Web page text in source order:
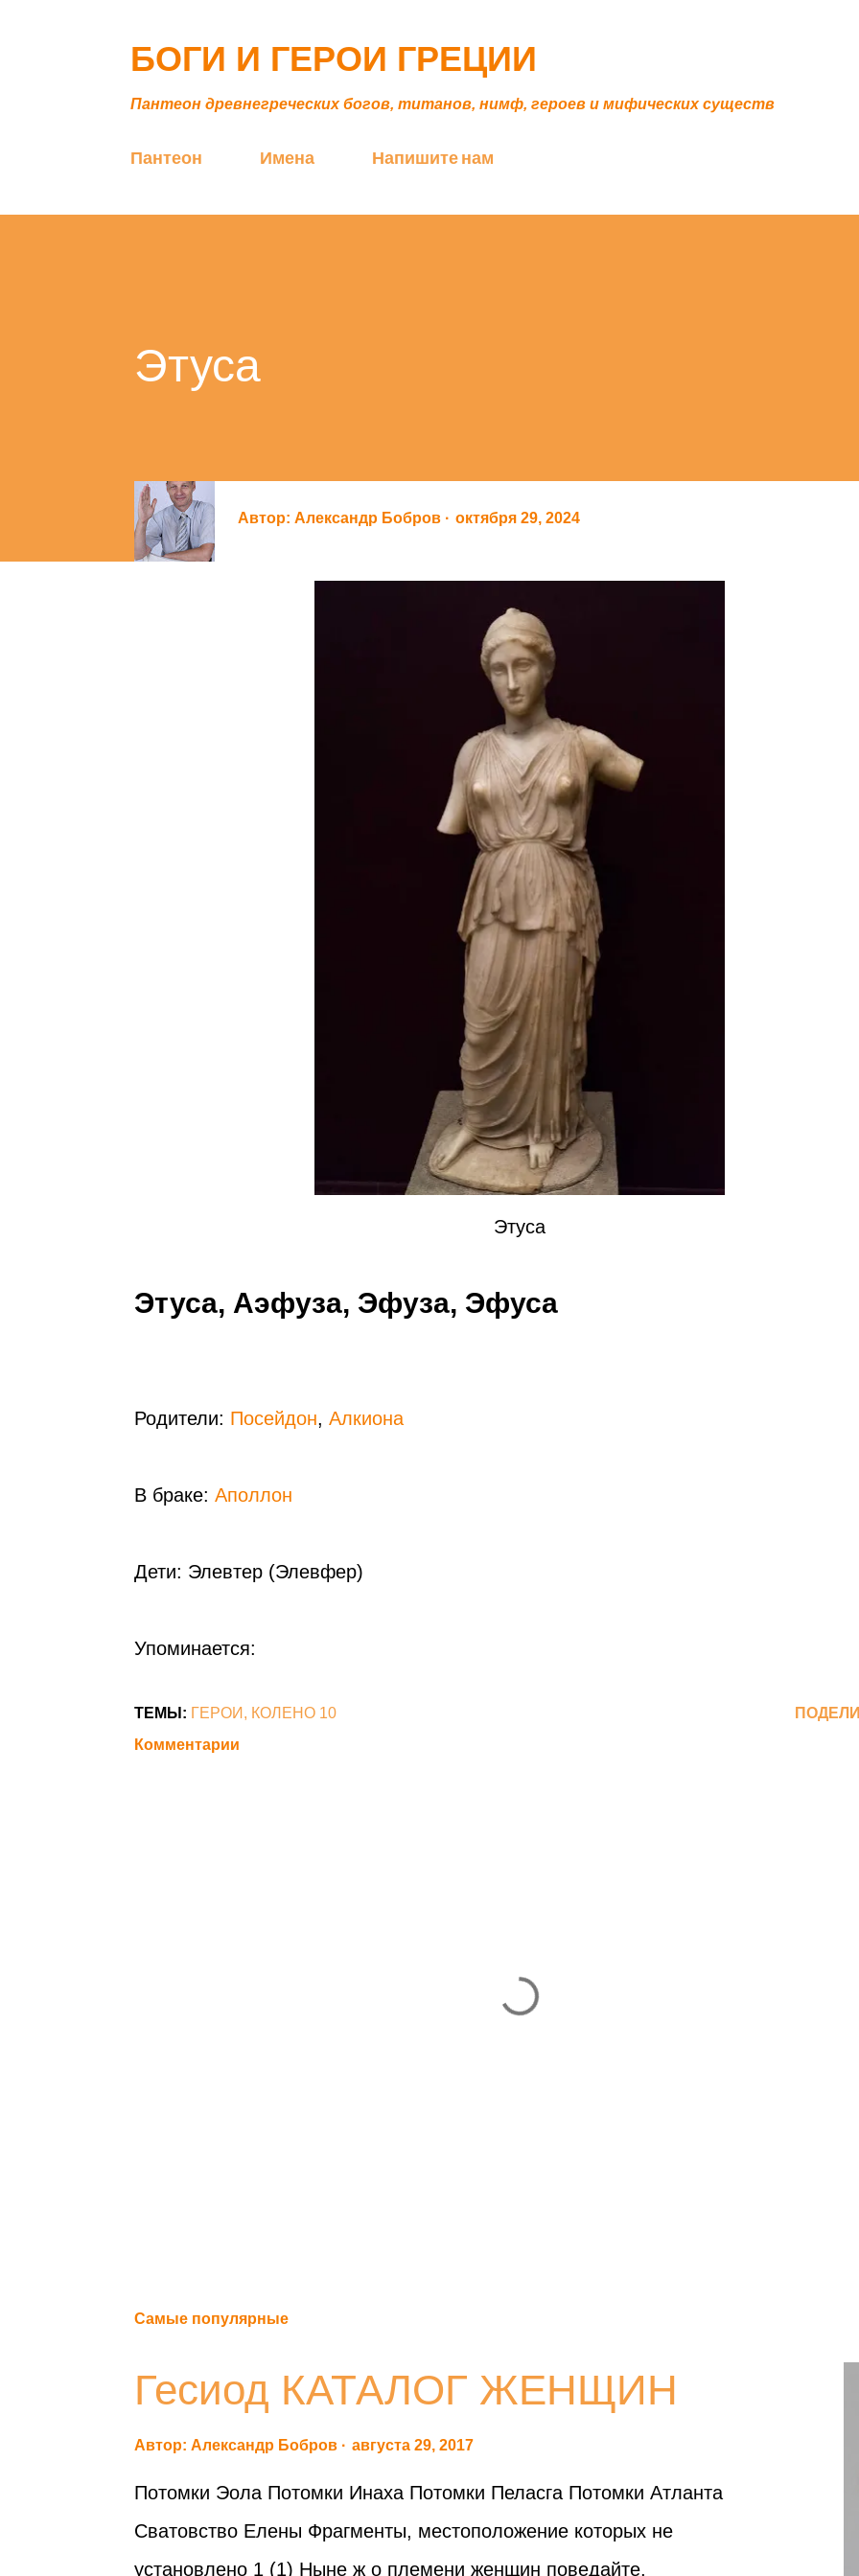
БОГИ И ГЕРОИ ГРЕЦИИ
Пантеон древнегреческих богов, титанов, нимф, героев и мифических существ
Пантеон Имена Напишите нам
Этуса
Автор: Александр Бобров октября 29, 2024
Этуса
Этуса, Аэфуза, Эфуза, Эфуса
Родители: Посейдон, Алкиона
В браке: Аполлон
Дети: Элевтер (Элевфер)
Упоминается:
ТЕМЫ: ГЕРОИ КОЛЕНО 10
Комментарии
Самые популярные
Гесиод КАТАЛОГ ЖЕНЩИН
Автор: Александр Бобров августа 29, 2017
Потомки Эола Потомки Инаха Потомки Пеласга Потомки Атланта
Сватовство Елены Фрагменты, местоположение которых не
установлено 1 (1) Ныне ж о племени женщин поведайте,